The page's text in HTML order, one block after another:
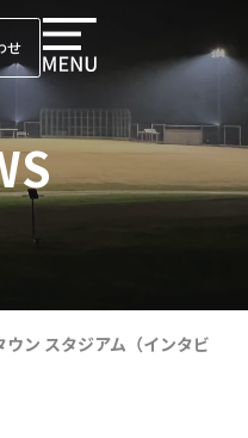
せ
ウン スタジアム（インタビ